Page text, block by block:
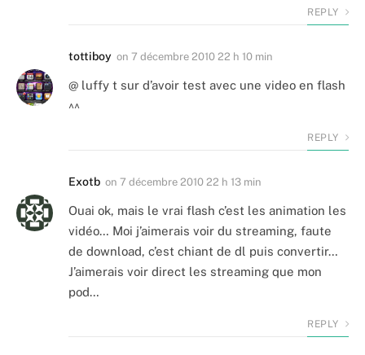
REPLY
tottiboy on 7 décembre 2010 22 h 10 min
@ luffy t sur d’avoir test avec une video en flash
^^
REPLY
Exotb on 7 décembre 2010 22 h 13 min
Ouai ok, mais le vrai flash c’est les animation les
vidéo… Moi j’aimerais voir du streaming, faute
de download, c’est chiant de dl puis convertir…
J’aimerais voir direct les streaming que mon
pod…
REPLY